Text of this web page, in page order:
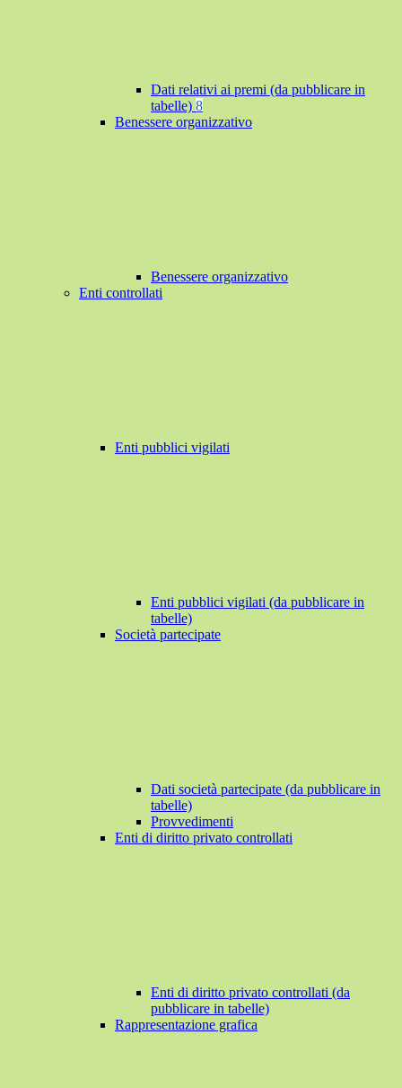
Dati relativi ai premi (da pubblicare in
tabelle) 8
Benessere organizzativo
Benessere organizzativo
Enti controllati
Enti pubblici vigilati
Enti pubblici vigilati (da pubblicare in
tabelle)
Società partecipate
Dati società partecipate (da pubblicare in
tabelle)
Provvedimenti
Enti di diritto privato controllati
Enti di diritto privato controllati (da
pubblicare in tabelle)
Rappresentazione grafica